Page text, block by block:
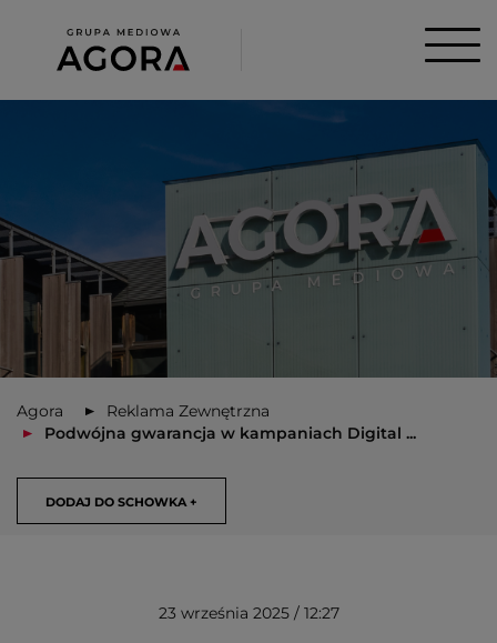
Agora
Reklama Zewnętrzna
Podwójna gwarancja w kampaniach Digital ...
DODAJ DO SCHOWKA +
23 września 2025 / 12:27